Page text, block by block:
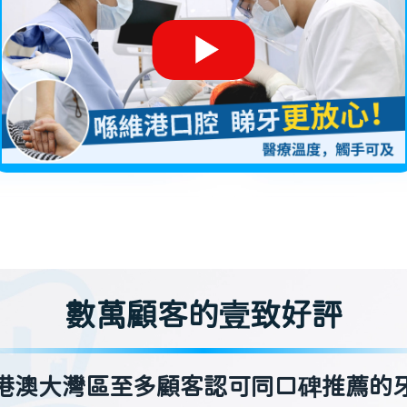
數萬顧客的壹致好評
澳大灣區至多顧客認可同口碑推薦的